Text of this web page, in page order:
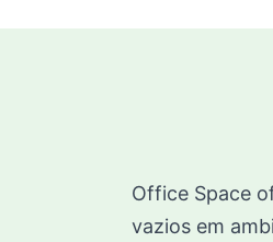
Office Space
vazios em